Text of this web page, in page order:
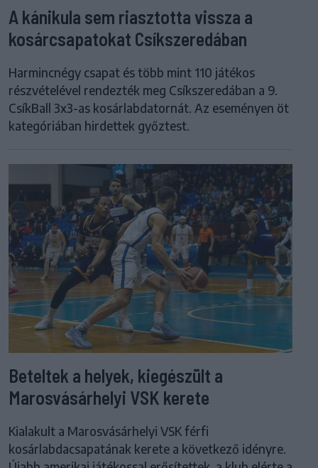
A kánikula sem riasztotta vissza a
kosárcsapatokat Csíkszeredában
Harmincnégy csapat és több mint 110 játékos
részvételével rendezték meg Csíkszeredában a 9.
CsíkBall 3x3-as kosárlabdatornát. Az eseményen öt
kategóriában hirdettek győztest.
Beteltek a helyek, kiegészült a
Marosvásárhelyi VSK kerete
Kialakult a Marosvásárhelyi VSK férfi
kosárlabdacsapatának kerete a következő idényre.